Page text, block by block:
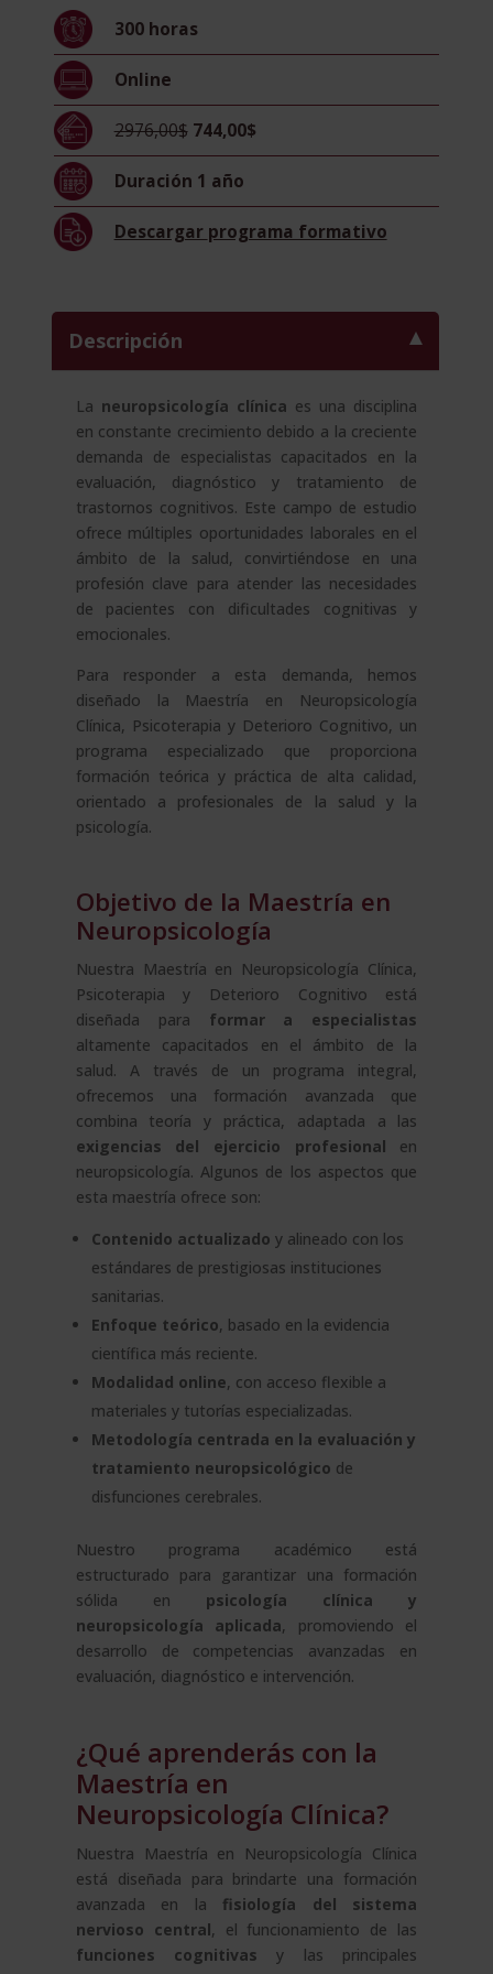
Psicoterapia
Deterioro
cantidad
300 horas
Online
2976,00$ 744,00$
Duración 1 año
Descargar programa formativo
Descripción
La neuropsicología clínica es una disciplina
en constante crecimiento debido a la creciente
demanda de especialistas capacitados en la
evaluación, diagnóstico y tratamiento de
trastornos cognitivos. Este campo de estudio
ofrece múltiples oportunidades laborales en el
ámbito de la salud, convirtiéndose en una
profesión clave para atender las necesidades
de pacientes con dificultades cognitivas y
emocionales.
Para responder a esta demanda, hemos
diseñado la Maestría en Neuropsicología
Clínica, Psicoterapia y Deterioro Cognitivo, un
programa especializado que proporciona
formación teórica y práctica de alta calidad,
orientado a profesionales de la salud y la
psicología.
Objetivo de la Maestría en
Neuropsicología
Nuestra Maestría en Neuropsicología Clínica,
Psicoterapia y Deterioro Cognitivo está
diseñada para formar a especialistas
altamente capacitados en el ámbito de la
salud. A través de un programa integral,
ofrecemos una formación avanzada que
combina teoría y práctica, adaptada a las
exigencias del ejercicio profesional en
neuropsicología. Algunos de los aspectos que
esta maestría ofrece son:
Contenido actualizado y alineado con los
estándares de prestigiosas instituciones
sanitarias.
Enfoque teórico, basado en la evidencia
científica más reciente.
Modalidad online, con acceso flexible a
materiales y tutorías especializadas.
Metodología centrada en la evaluación y
tratamiento neuropsicológico de
disfunciones cerebrales.
Nuestro programa académico está
estructurado para garantizar una formación
sólida en psicología clínica y
neuropsicología aplicada, promoviendo el
desarrollo de competencias avanzadas en
evaluación, diagnóstico e intervención.
¿Qué aprenderás con la
Maestría en
Neuropsicología Clínica?
Nuestra Maestría en Neuropsicología Clínica
está diseñada para brindarte una formación
avanzada en lafisiología del sistema
nervioso central, el funcionamiento de las
funciones cognitivas y las principales